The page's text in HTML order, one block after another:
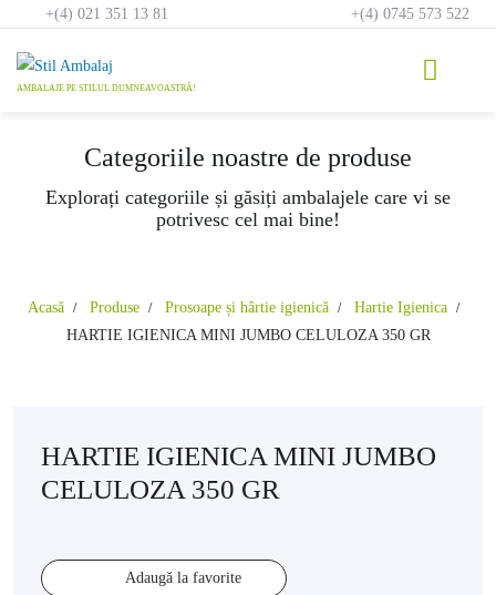
content
+(4) 021 351 13 81 +(4) 0745 573 522
Categoriile noastre de produse
Explorați categoriile și găsiți ambalajele care vi se
potrivesc cel mai bine!
Acasă Produse Prosoape și hârtie igienică
Hartie Igienica
HARTIE IGIENICA MINI JUMBO CELULOZA 350 GR
HARTIE IGIENICA MINI JUMBO
CELULOZA 350 GR
Adaugă la favorite